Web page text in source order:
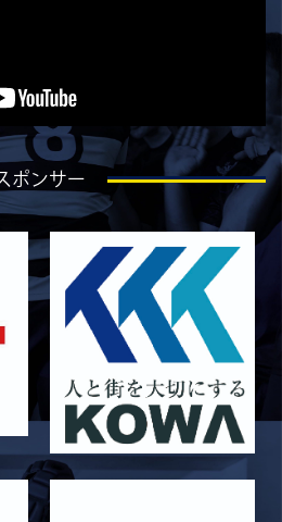
blog
blog
る想い-石岡泰一-
blog
る想い-芦塚悠大-
blog
る想い-青田宗久-
blog
blog
ン】vol. 2 稲西輝紀
blog
ポンサー